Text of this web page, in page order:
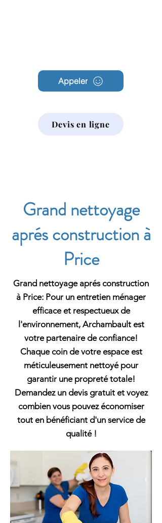
Appeler
Devis en ligne
Grand nettoyage
aprés construction à
Price
Grand nettoyage aprés construction
à Price: Pour un entretien ménager
efficace et respectueux de
l'environnement, Archambault est
votre partenaire de confiance!
Chaque coin de votre espace est
méticuleusement nettoyé pour
garantir une propreté totale!
Demandez un devis gratuit et voyez
combien vous pouvez économiser
tout en bénéficiant d'un service de
qualité !